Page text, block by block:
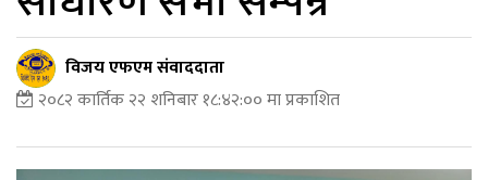
विजय एफएम संवाददाता
२०८२ कार्तिक २२ शनिबार १८:४२:०० मा प्रकाशित